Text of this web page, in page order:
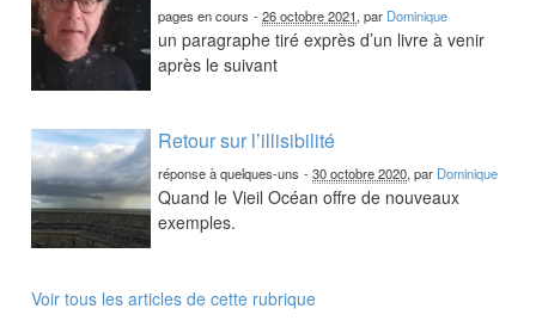
pages en cours -26 octobre 2021, par Dominique
un paragraphe tiré exprès d’un livre à venir
après le suivant
Retour sur l’illisibilité
réponse à quelques-uns -30 octobre 2020, par Dominique
Quand le Vieil Océan offre de nouveaux
exemples.
Voir tous les articles de cette rubrique